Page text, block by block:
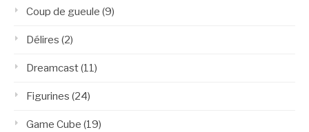
Coup de gueule (9)
Délires (2)
Dreamcast(11)
Figurines (24)
Game Cube (19)